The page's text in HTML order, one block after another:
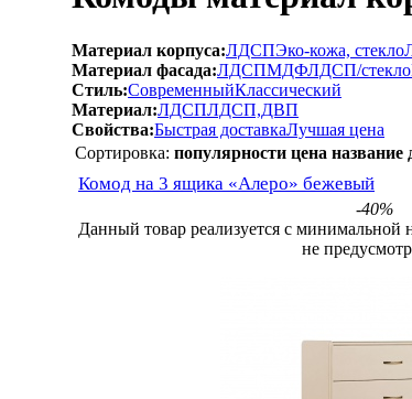
Материал корпуса:ЛДСПЭко-кожа, стекло
Материал фасада:ЛДСПМДФЛДСП/стекло
Стиль:СовременныйКлассический
Материал:ЛДСПЛДСП,ДВП
Свойства:Быстрая доставкаЛучшая цена
Сортировка: популярности цена название
Комод на 3 ящика «Алеро» бежевый
-40%
Данный товар реализуется с минимальной
не